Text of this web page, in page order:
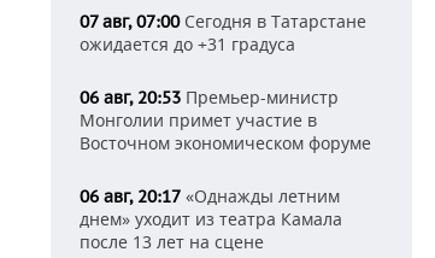
07 авг, 07:00Сегодня в Татарстане
ожидается до +31 градуса
06 авг, 20:53 Премьер-министр
Монголии примет участие в
Восточном экономическом форуме
06 авг, 20:17 «Однажды летним
днем» уходит из театра Камала
после 13 лет на сцене